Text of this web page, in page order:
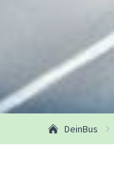
DeinBus